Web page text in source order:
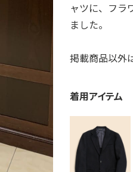
ャツに、フラ
ました。
掲載商品以外
着用アイテム